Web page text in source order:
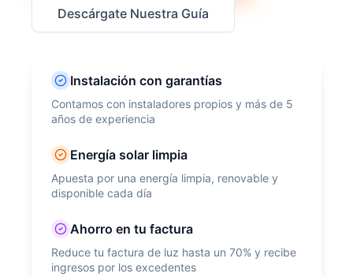
Descárgate Nuestra Guía
Instalación con garantías
Contamos con instaladores propios y más de 5
años de experiencia
Energía solar limpia
Apuesta por una energía limpia, renovable y
disponible cada día
Ahorro en tu factura
Reduce tu factura de luz hasta un 70% y recibe
ingresos por los excedentes